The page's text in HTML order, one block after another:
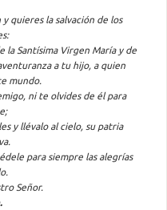
quieres la salvación de los
la Santísima Virgen María y de
a tu hijo, a quien
mundo.
ni te olvides de él para
y llévalo al cielo, su patria
para siempre las alegrías
Señor.